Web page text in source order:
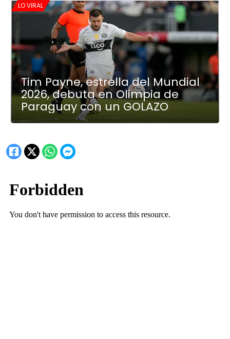
LO VIRAL
Tim Payne, estrella del Mundial
2026, debuta en Olimpia de
Paraguay con un GOLAZO